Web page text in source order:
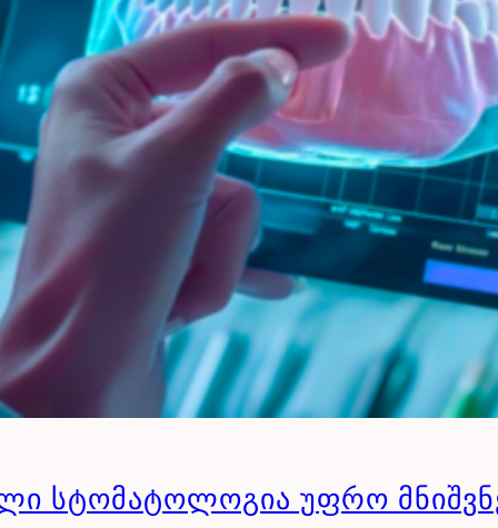
ᲡᲢᲝᲛᲐᲢᲝᲚᲝᲒᲘᲐ ᲣᲤᲠᲝ